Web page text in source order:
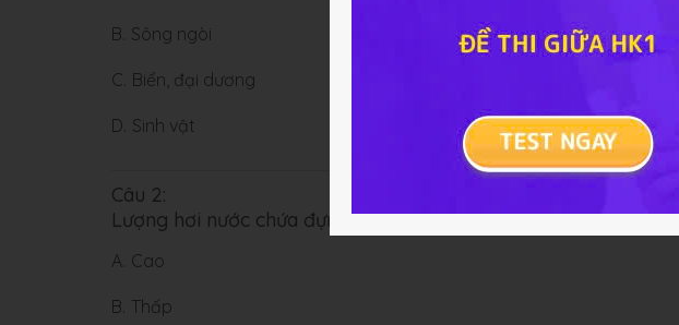
B. Sông ngòi
C. Biển, đại dương
D. Sinh vật
Câu 2:
Lượng hơi nước chứa đựng được càng nhiều khi nhiệt độ
A. Cao
B. Thấp